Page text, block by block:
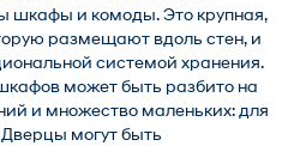
шкафы и комоды. Это крупная,
размещают вдоль стен, и
системой хранения.
может быть разбито на
и множество маленьких: для
могут быть